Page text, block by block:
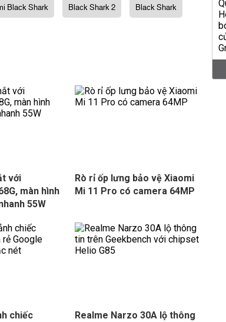
Black Shark Black Shark 2
Black Shark
với
màn hình
55W
Rò rỉ ốp lưng bảo vệ Xiaomi
Mi 11 Pro có camera 64MP
chiếc
Realme Narzo 30A lộ thông